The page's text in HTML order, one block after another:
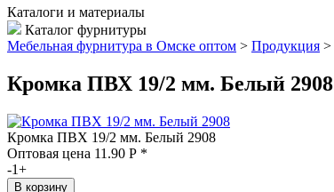
Каталоги и материалы
Каталог фурнитуры
Мебельная фурнитура в Омске оптом > Продукция >
Кромка ПВХ 19/2 мм. Белый 2908
Кромка ПВХ 19/2 мм. Белый 2908
Оптовая цена 11.90 Р *
-1+